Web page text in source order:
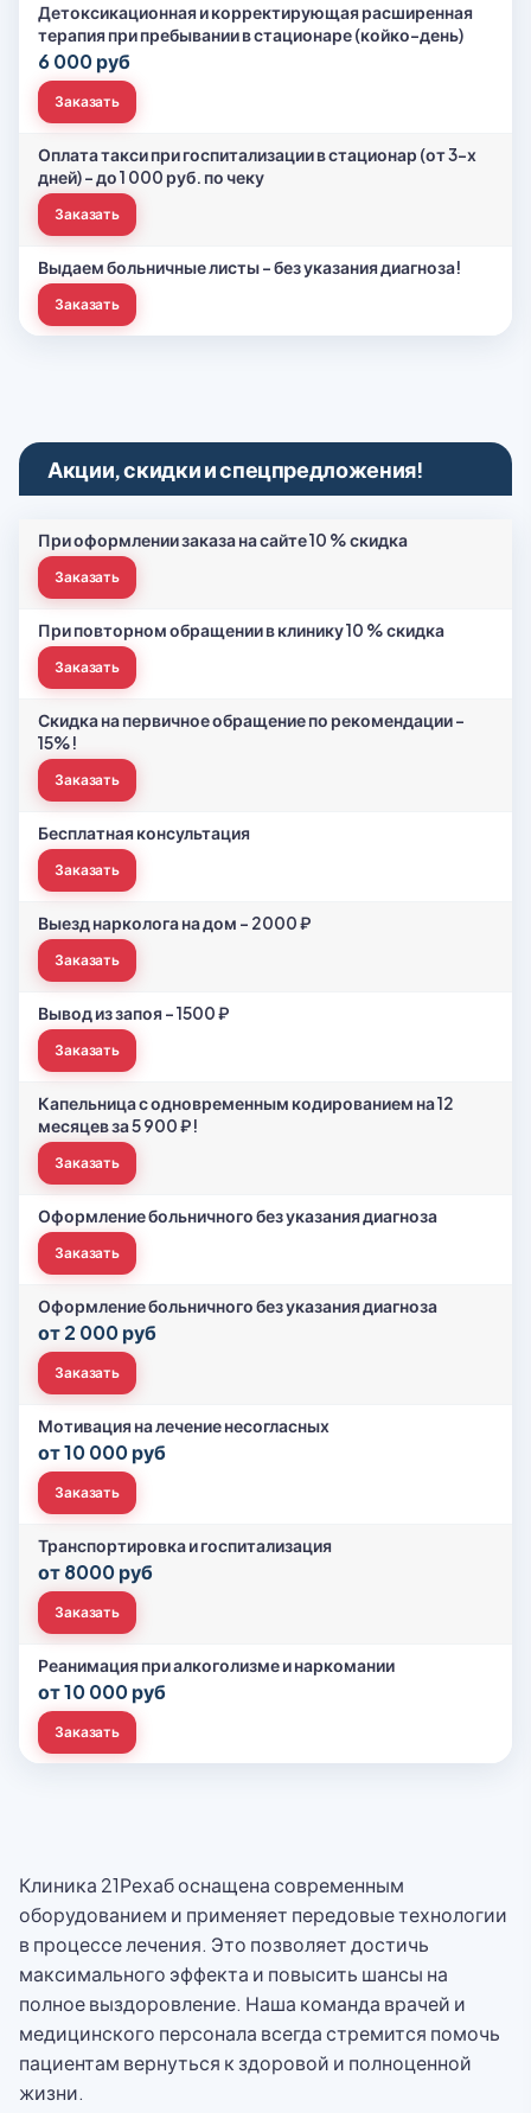
Детоксикационная и корректирующая расширенная
терапия при пребывании в стационаре (койко-день)
6 000 руб
Заказать
Оплата такси при госпитализации в стационар (от 3-х
дней) – до 1 000 руб. по чеку
Заказать
Выдаем больничные листы - без указания диагноза!
Заказать
Акции, скидки и спецпредложения!
При оформлении заказа на сайте 10 % скидка
Заказать
При повторном обращении в клинику 10 % скидка
Заказать
Скидка на первичное обращение по рекомендации -
15%!
Заказать
Бесплатная консультация
Заказать
Выезд нарколога на дом - 2000 ₽
Заказать
Вывод из запоя - 1500 ₽
Заказать
Капельница с одновременным кодированием на 12
месяцев за 5 900 ₽!
Заказать
Оформление больничного без указания диагноза
Заказать
Оформление больничного без указания диагноза
от 2 000 руб
Заказать
Мотивация на лечение несогласных
от 10 000 руб
Заказать
Транспортировка и госпитализация
от 8000 руб
Заказать
Реанимация при алкоголизме и наркомании
от 10 000 руб
Заказать
Клиника 21Рехаб оснащена современным
оборудованием и применяет передовые технологии
в процессе лечения. Это позволяет достичь
максимального эффекта и повысить шансы на
полное выздоровление. Наша команда врачей и
медицинского персонала всегда стремится помочь
пациентам вернуться к здоровой и полноценной
жизни.